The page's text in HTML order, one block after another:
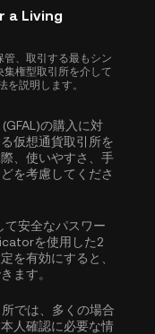
a Living
、取引する最もシン
権型取引所を介して
説明します。
の購入に対
仮想通貨取引所を
、使いやすさ、手
を考慮してくださ
て安全なパスワー
を使用した2
を有効にすると、
ます。
では、多くの場合
人確認に必要な情